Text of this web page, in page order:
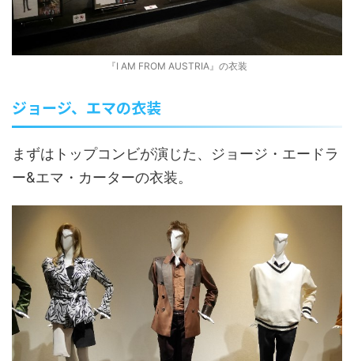
『I AM FROM AUSTRIA』の衣装
ジョージ、エマの衣装
まずはトップコンビが演じた、ジョージ・エードラ
ー&エマ・カーターの衣装。